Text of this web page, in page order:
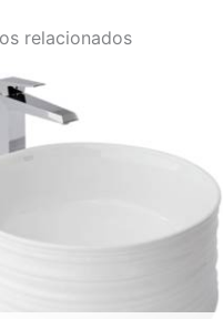
relacionados